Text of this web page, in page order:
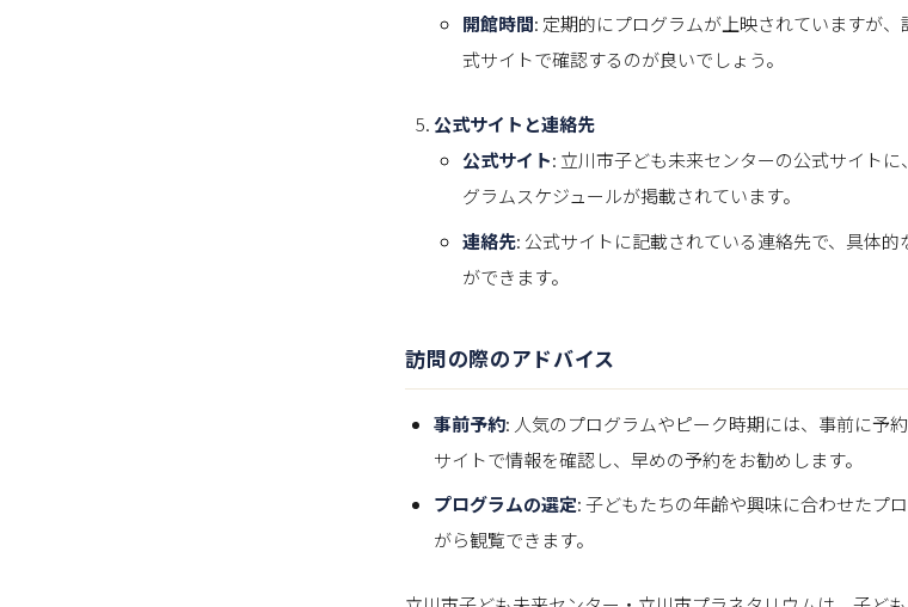
開館時間: 定期的にプログラムが上映されていますが
式サイトで確認するのが良いでしょう。
公式サイトと連絡先
公式サイト: 立川市子ども未来センターの公式サイト
グラムスケジュールが掲載されています。
連絡先: 公式サイトに記載されている連絡先で、具体
ができます。
訪問の際のアドバイス
事前予約: 人気のプログラムやピーク時期には、事前に予
サイトで情報を確認し、早めの予約をお勧めします。
プログラムの選定: 子どもたちの年齢や興味に合わせたプ
がら観覧できます。